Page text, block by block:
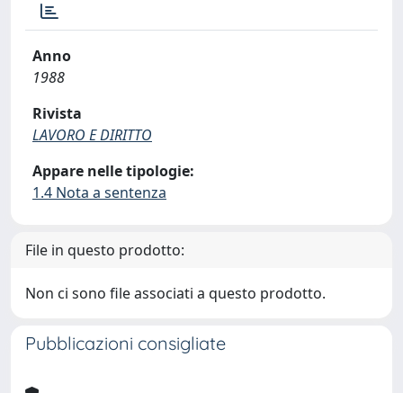
Anno
1988
Rivista
LAVORO E DIRITTO
Appare nelle tipologie:
1.4 Nota a sentenza
File in questo prodotto:
Non ci sono file associati a questo prodotto.
Pubblicazioni consigliate